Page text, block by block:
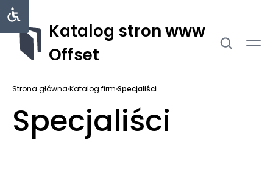
Katalog stron www
Offset
Strona główna›Katalog firm›Specjaliści
Specjaliści